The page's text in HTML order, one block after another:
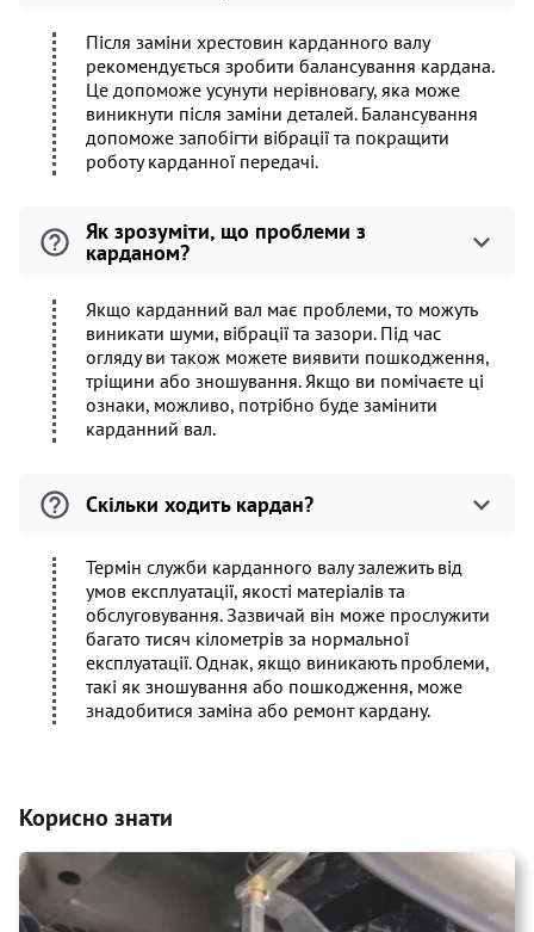
Після заміни хрестовин карданного валу
рекомендується зробити балансування кардана.
Це допоможе усунути нерівновагу, яка може
виникнути після заміни деталей. Балансування
допоможе запобігти вібрації та покращити
роботу карданної передачі.
Як зрозуміти, що проблеми з
карданом?
Якщо карданний вал має проблеми, то можуть
виникати шуми, вібрації та зазори. Під час
огляду ви також можете виявити пошкодження,
тріщини або зношування. Якщо ви помічаєте ці
ознаки, можливо, потрібно буде замінити
карданний вал.
Скільки ходить кардан?
Термін служби карданного валу залежить від
умов експлуатації, якості матеріалів та
обслуговування. Зазвичай він може прослужити
багато тисяч кілометрів за нормальної
експлуатації. Однак, якщо виникають проблеми,
такі як зношування або пошкодження, може
знадобитися заміна або ремонт кардану.
Корисно знати